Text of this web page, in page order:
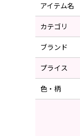
アイテム名
カテゴリ
ブランド
プライス
色・柄